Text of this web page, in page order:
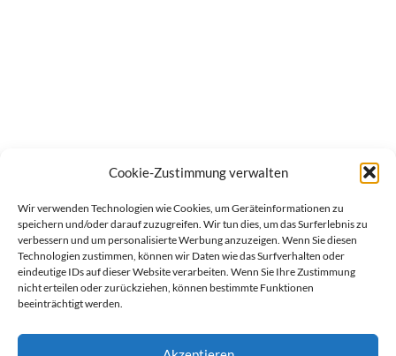
Cookie-Zustimmung verwalten
Wir verwenden Technologien wie Cookies, um Geräteinformationen zu
speichern und/oder darauf zuzugreifen. Wir tun dies, um das Surferlebnis zu
verbessern und um personalisierte Werbung anzuzeigen. Wenn Sie diesen
Technologien zustimmen, können wir Daten wie das Surfverhalten oder
eindeutige IDs auf dieser Website verarbeiten. Wenn Sie Ihre Zustimmung
nicht erteilen oder zurückziehen, können bestimmte Funktionen
beeinträchtigt werden.